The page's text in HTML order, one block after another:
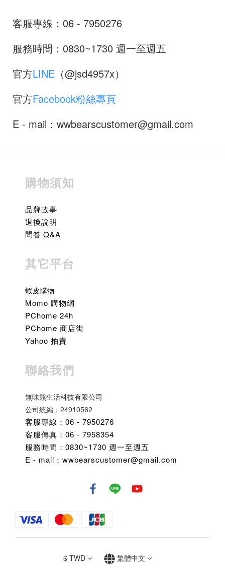
客服專線：06 - 7950276
服務時間：0830~1730 週一至週五
官方LINE （@jsd4957x）
官方Facebook粉絲專頁
E - mail：wwbearscustomer@gmail.com
購物須知
品牌故事
退換說明
問答 Q&A
其它平台
蝦皮購物
Momo 購物網
PChome 24h
PChome 商店街
Yahoo 拍賣
聯絡我們
無味熊生活科技有限公司
公司統編：24910562
客服專線：06 - 7950276
客服傳真：06 - 7958354
服務時間：0830~1730 週一至週五
E - mail：wwbearscustomer@gmail.com
$ TWD 繁體中文